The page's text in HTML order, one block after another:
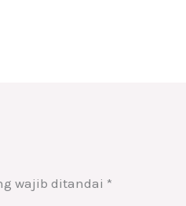
wajib ditandai *